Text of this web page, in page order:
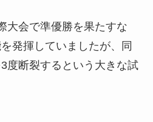
大会で準優勝を果たすな
発揮していましたが、同
度断裂するという大きな試